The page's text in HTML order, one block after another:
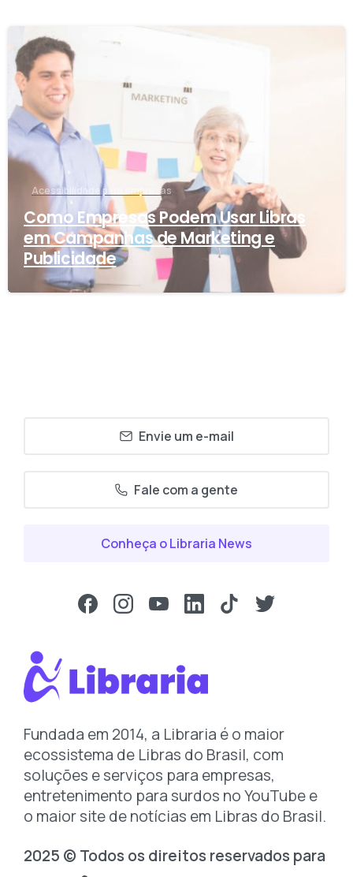
Acessibilidade para empresas
Como Empresas Podem Usar Libras
em Campanhas de Marketing e
Publicidade
Envie um e-mail
Fale com a gente
Conheça o Libraria News
Fundada em 2014, a Libraria é o maior
ecossistema de Libras do Brasil, com
soluções e serviços para empresas,
entretenimento para surdos no YouTube e
o maior site de notícias em Libras do Brasil.
2025 © Todos os direitos reservados para